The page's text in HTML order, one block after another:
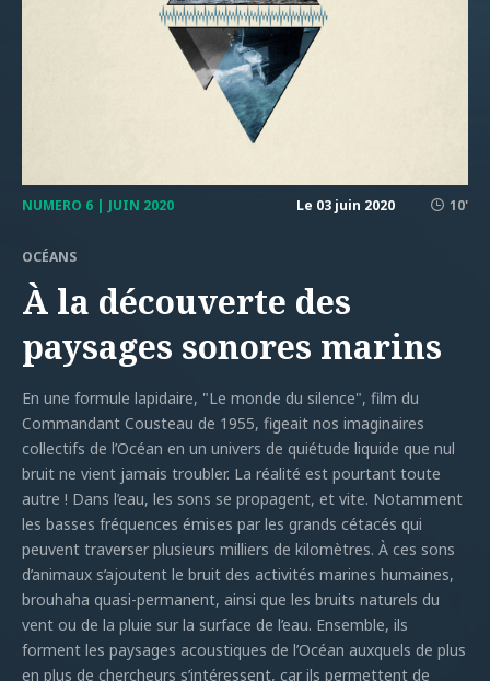
NUMERO 6 | JUIN 2020 Le 03 juin 2020 10'
OCÉANS
À la découverte des
paysages sonores marins
En une formule lapidaire, "Le monde du silence", film du
Commandant Cousteau de 1955, figeait nos imaginaires
collectifs de l’Océan en un univers de quiétude liquide que nul
bruit ne vient jamais troubler. La réalité est pourtant toute
autre ! Dans l’eau, les sons se propagent, et vite. Notamment
les basses fréquences émises par les grands cétacés qui
peuvent traverser plusieurs milliers de kilomètres. À ces sons
d’animaux s’ajoutent le bruit des activités marines humaines,
brouhaha quasi-permanent, ainsi que les bruits naturels du
vent ou de la pluie sur la surface de l’eau. Ensemble, ils
forment les paysages acoustiques de l’Océan auxquels de plus
en plus de chercheurs s’intéressent, car ils permettent de